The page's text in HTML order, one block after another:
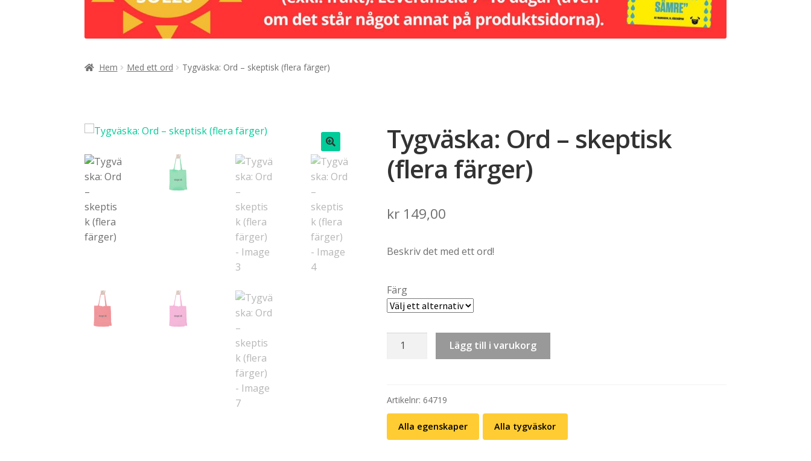
Hem Med ett ord Tygväska: Ord – skeptisk (flera färger)
🔍
Tygväska: Ord – skeptisk
(flera färger)
kr149,00
Beskriv det med ett ord!
Färg
Tygväska:
(flera
färger)
mängd
Lägg till i varukorg
Artikelnr: 64719
Alla egenskaper Alla tygväskor